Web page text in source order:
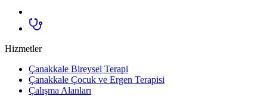
Hizmetler
Çanakkale Bireysel Terapi
Çanakkale Çocuk ve Ergen Terapisi
Çalışma Alanları